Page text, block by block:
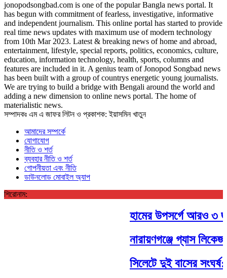
jonopodsongbad.com is one of the popular Bangla news portal. It
has begun with commitment of fearless, investigative, informative
and independent journalism. This online portal has started to provide
real time news updates with maximum use of modern technology
from 10th Mar 2023. Latest & breaking news of home and abroad,
entertainment, lifestyle, special reports, politics, economics, culture,
education, information technology, health, sports, columns and
features are included in it. A genius team of Jonopod Songbad news
has been built with a group of countrys energetic young journalists.
We are trying to build a bridge with Bengali around the world and
adding a new dimension to online news portal. The home of
materialistic news.
সম্পাদকঃ এম এ জাফর লিটন ও প্রকাশক: ইয়াসমিন খাতুন
আমাদের সম্পর্কে
যোগাযোগ
নীতি ও শর্ত
ব্যবহার নীতি ও শর্ত
গোপনীয়তা এবং নীতি
ডাউনলোড মোবাইল অ্যাপ
শিরোনাম:
হামের উপসর্গে আরও ৩
নারায়ণগঞ্জে গ্যাস
সিলেটে দুই বাসের সংঘর্ষ: